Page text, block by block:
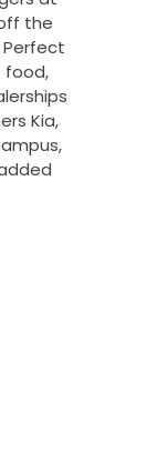
the
Perfect
food,
Kia,